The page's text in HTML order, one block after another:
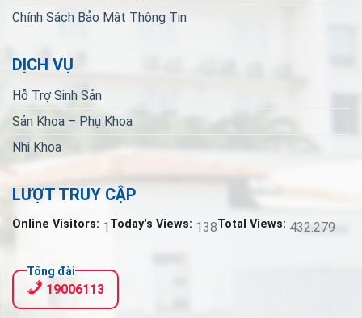
Chính Sách Bảo Mật Thông Tin
DỊCH VỤ
Hỗ Trợ Sinh Sản
Sản Khoa – Phụ Khoa
Nhi Khoa
LƯỢT TRUY CẬP
Online Visitors: 1 Today's Views: 138Total Views: 432.279
Tổng đài
19006113